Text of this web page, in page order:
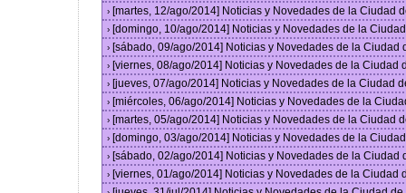
› [martes, 12/ago/2014] Noticias y Novedades de la Ciudad
› [domingo, 10/ago/2014] Noticias y Novedades de la
› [sábado, 09/ago/2014] Noticias y Novedades de la Ciudad
› [viernes, 08/ago/2014] Noticias y Novedades de la Ciudad
› [jueves, 07/ago/2014] Noticias y Novedades de la Ciudad
› [miércoles, 06/ago/2014] Noticias y Novedades de la
› [martes, 05/ago/2014] Noticias y Novedades de la Ciudad
› [domingo, 03/ago/2014] Noticias y Novedades de la
› [sábado, 02/ago/2014] Noticias y Novedades de la Ciudad
› [viernes, 01/ago/2014] Noticias y Novedades de la Ciudad